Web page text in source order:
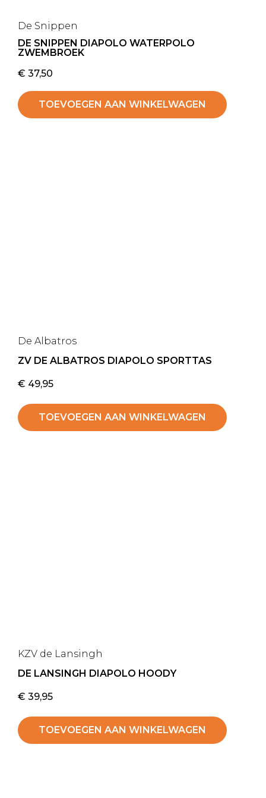
De Snippen
DE SNIPPEN DIAPOLO WATERPOLO
ZWEMBROEK
€ 37,50
TOEVOEGEN AAN WINKELWAGEN
De Albatros
ZV DE ALBATROS DIAPOLO SPORTTAS
€ 49,95
TOEVOEGEN AAN WINKELWAGEN
KZV de Lansingh
DE LANSINGH DIAPOLO HOODY
€ 39,95
TOEVOEGEN AAN WINKELWAGEN